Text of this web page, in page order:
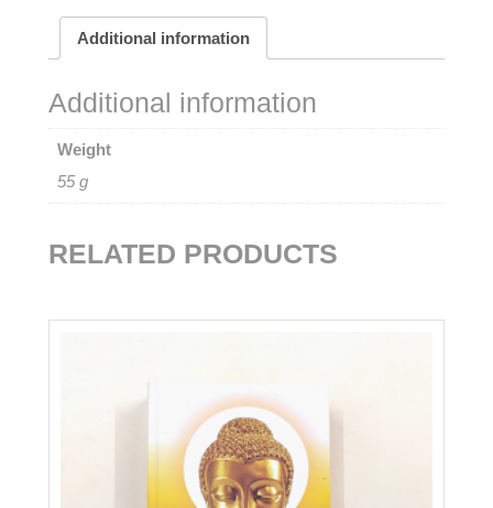
Additional information
Additional information
Weight
55 g
RELATED PRODUCTS